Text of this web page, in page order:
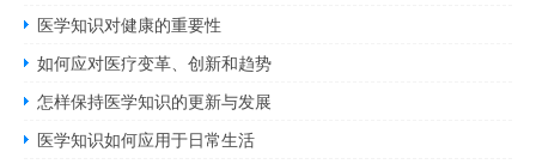
医学知识对健康的重要性
如何应对医疗变革、创新和趋势
怎样保持医学知识的更新与发展
医学知识如何应用于日常生活